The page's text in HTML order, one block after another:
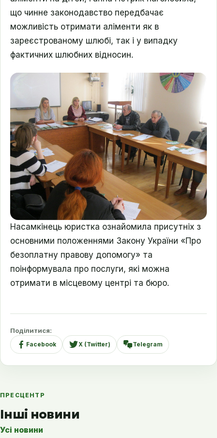
що чинне законодавство передбачає
можливість отримати аліменти як в
зареєстрованому шлюбі, так і у випадку
фактичних шлюбних відносин.
Насамкінець юристка ознайомила присутніх з
основними положеннями Закону України «Про
безоплатну правову допомогу» та
поінформувала про послуги, які можна
отримати в місцевому центрі та бюро.
Поділитися:
Facebook X (Twitter) Telegram
ПРЕСЦЕНТР
Інші новини
Усі новини